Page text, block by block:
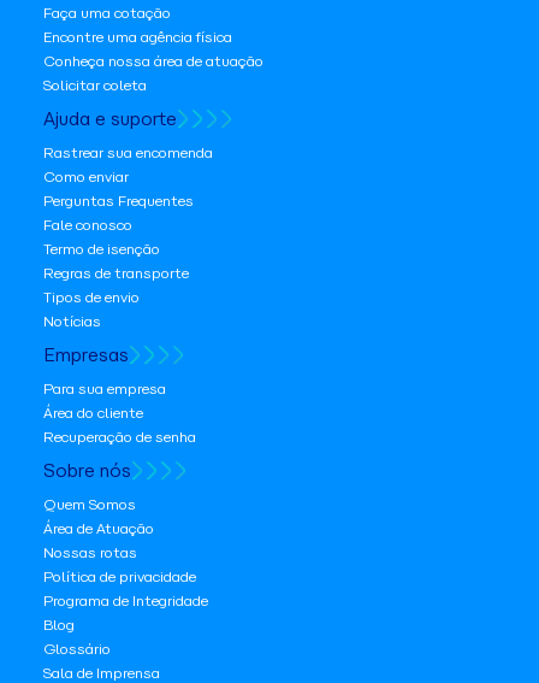
Faça uma cotação
Encontre uma agência física
Conheça nossa área de atuação
Solicitar coleta
Ajuda e suporte
Rastrear sua encomenda
Como enviar
Perguntas Frequentes
Fale conosco
Termo de isenção
Regras de transporte
Tipos de envio
Notícias
Empresas
Para sua empresa
Área do cliente
Recuperação de senha
Sobre nós
Quem Somos
Área de Atuação
Nossas rotas
Política de privacidade
Programa de Integridade
Blog
Glossário
Sala de Imprensa